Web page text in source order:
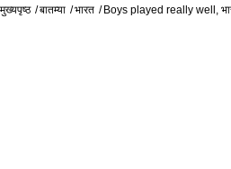
मुख्यपृष्ठ बातम्या भारत Boys played really well,